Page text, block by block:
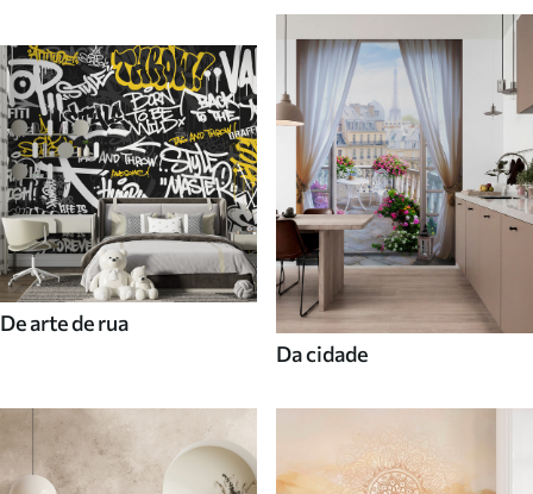
De arte de rua
Da cidade